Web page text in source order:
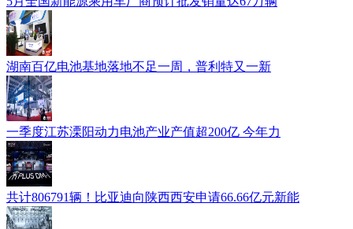
湖南百亿电池基地落地不足一周，普利特又一新
一季度江苏溧阳动力电池产业产值超200亿 今年力
共计806791辆！比亚迪向陕西西安申请66.66亿元新能